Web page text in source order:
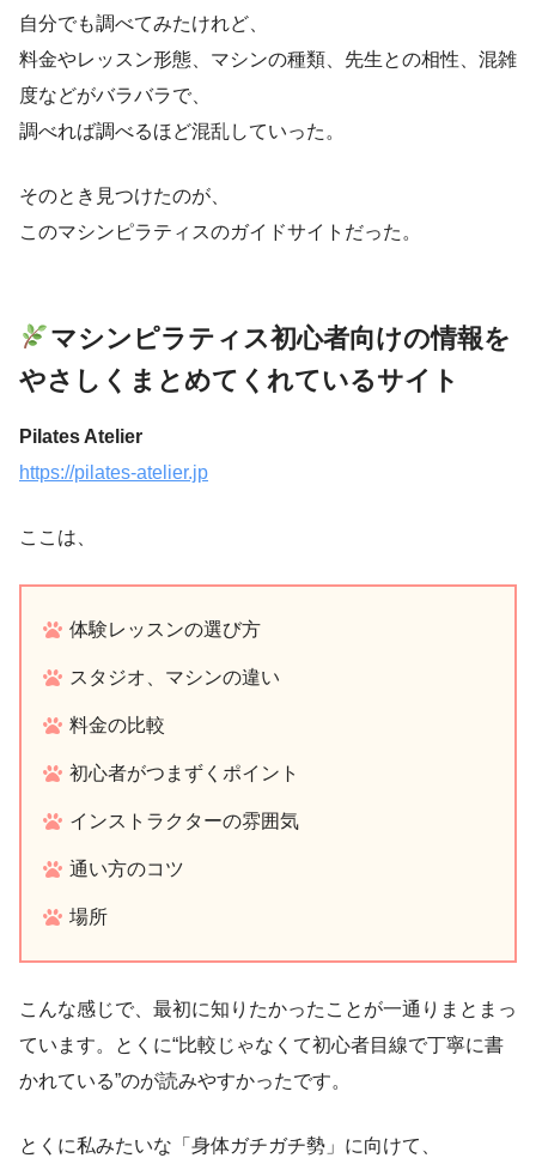
自分でも調べてみたけれど、
料金やレッスン形態、マシンの種類、先生との相性、混雑
度などがバラバラで、
調べれば調べるほど混乱していった。
そのとき見つけたのが、
このマシンピラティスのガイドサイトだった。
マシンピラティス初心者向けの情報を
やさしくまとめてくれているサイト
Pilates Atelier
https://pilates-atelier.jp
ここは、
体験レッスンの選び方
スタジオ、マシンの違い
料金の比較
初心者がつまずくポイント
インストラクターの雰囲気
通い方のコツ
場所
こんな感じで、最初に知りたかったことが一通りまとまっ
ています。とくに“比較じゃなくて初心者目線で丁寧に書
かれている”のが読みやすかったです。
とくに私みたいな「身体ガチガチ勢」に向けて、